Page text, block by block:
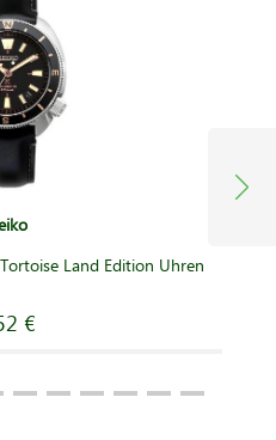
Land Edition Uhren
€